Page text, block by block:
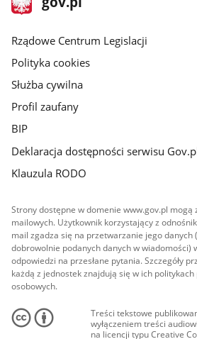
gov.pl
Rządowe Centrum Legislacji
Polityka cookies
Służba cywilna
Profil zaufany
BIP
Deklaracja dostępności serwisu
Klauzula RODO
Strony dostępne w domenie www.gov.pl
mailowych. Użytkownik korzystający z
mail zgadza się na przetwarzanie jego danych
dobrowolnie podanych danych w wiadomości)
odpowiedzi na przesłane pytania. Szczegóły
każdą z jednostek znajdują się w ich
osobowych.
Treści tekstowe
wyłączeniem treści
na licencji typu Creative